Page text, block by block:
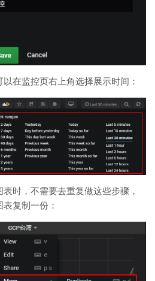
在监控页右上角选择展示时间：
时，不需要去重复做这些步骤，
复制一份：